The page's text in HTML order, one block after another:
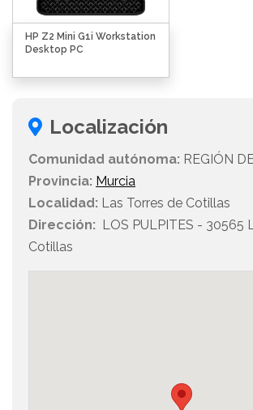
HP Z2 Mini G1i Workstation
Desktop PC
Localización
Comunidad autónoma: REGIÓN
Provincia: Murcia
Localidad: Las Torres de Cotillas
Dirección: LOS PULPITES - 30565
Cotillas